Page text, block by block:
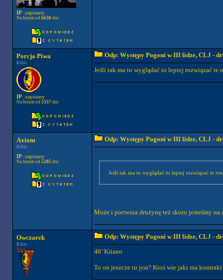
IP: zapisany
Na forum od 6630dni
Porcja Piwa
Kibic
IP: zapisany
Na forum od 5337dni
Odp: Występy Pogoni w III lidze, CLJ -
Jeśli tak ma to wyglądać to lepiej rozwiązać te
Axiom
Kibic
IP: zapisany
Na forum od 5285 dni
Odp: Występy Pogoni w III lidze, CLJ -
Jeśli tak ma to wyglądać to lepiej rozwiązać te
Może i pierwsza drużynę też skoro jesteśmy
Owczarek
Kibic
Odp: Występy Pogoni w III lidze, CLJ -
46’ Kitano
To on jeszcze tu jest? Ktoś wie jaki ma